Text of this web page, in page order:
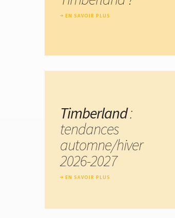
EN SAVOIR PLUS
Timberland:
tendances
automne/hiver
2026-2027
EN SAVOIR PLUS